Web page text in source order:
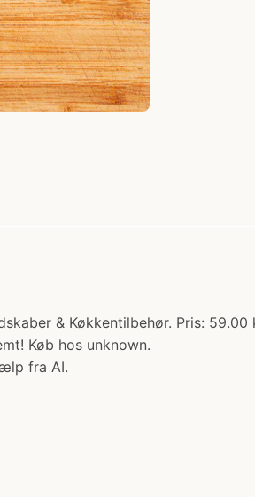
& Køkkentilbehør. Pris:
Køb hos unknown.
fra AI.